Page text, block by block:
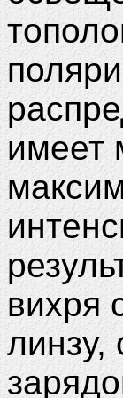
имеет
вихря
линзу,